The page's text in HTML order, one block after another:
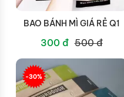
BAO BÁNH MÌ GIÁ RẺ Q1
300 đ 500 đ
-30%